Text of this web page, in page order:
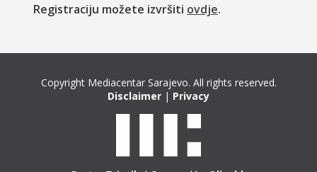
Registraciju možete izvršiti ovdje.
Copyright Mediacentar Sarajevo. All rights reserved.
Disclaimer | Privacy